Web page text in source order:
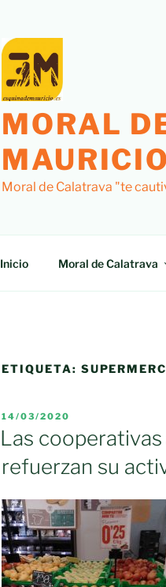
MORAL
MAURICIO
Moral de Calatrava "te
Inicio Moral de Calatrava
ETIQUETA:
PUBLICADO
EL
14/03/2020
Las
refuerzan su